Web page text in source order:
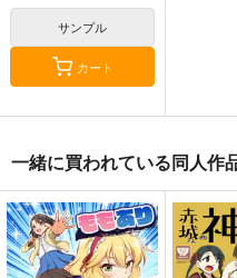
佐々木千枝
サンプル
カート
一緒に買われている同人作